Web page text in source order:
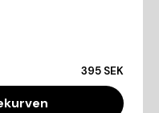
395 SEK